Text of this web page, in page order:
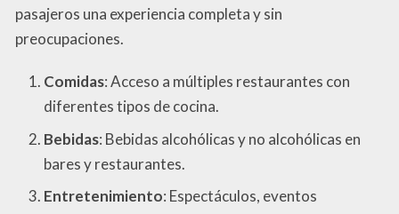
pasajeros una experiencia completa y sin
preocupaciones.
Comidas: Acceso a múltiples restaurantes con
diferentes tipos de cocina.
Bebidas: Bebidas alcohólicas y no alcohólicas en
bares y restaurantes.
Entretenimiento: Espectáculos, eventos